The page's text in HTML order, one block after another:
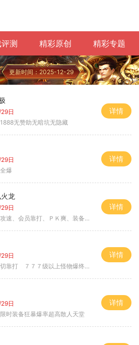
测 精彩原创 精彩专题
更新时间：2025-12-29
日
无赞助无暗坑无隐藏
详情
日
爆
详情
龙
日
速、会员靠打、ＰＫ爽、装备全爆
详情
日
靠打 ７７７级以上怪物爆终极
详情
日
时装备狂暴爆率超高散人天堂
详情